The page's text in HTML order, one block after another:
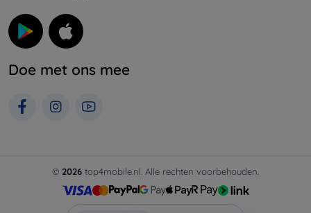
Doe met ons mee
© 2026 top4mobile.nl. Alle rechten voorbehouden.